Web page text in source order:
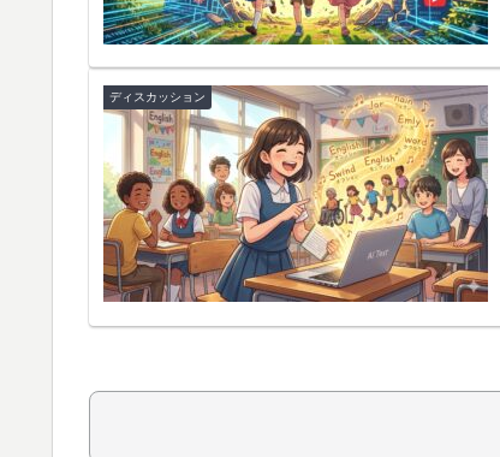
ディスカッション